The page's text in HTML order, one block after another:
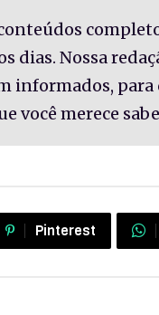
dias. Nossa
informados, para
você merece
Pinterest